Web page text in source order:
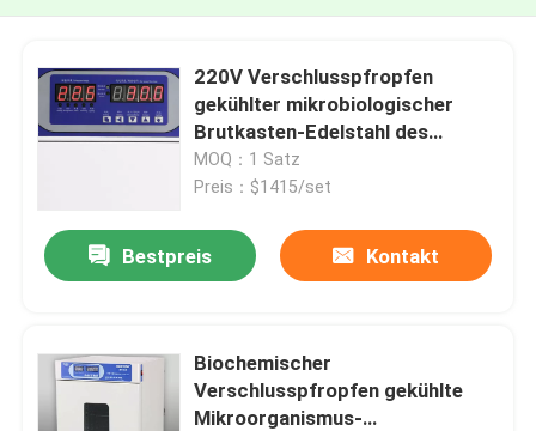
220V Verschlusspfropfen
gekühlter mikrobiologischer
Brutkasten-Edelstahl des
Brutkasten-65C
MOQ：1 Satz
Preis：$1415/set
Bestpreis Kontakt
Biochemischer
Verschlusspfropfen gekühlte
Mikroorganismus-